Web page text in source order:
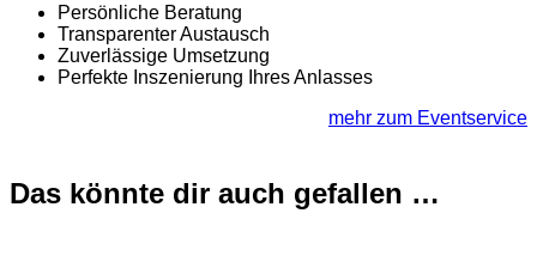
Persönliche Beratung
Transparenter Austausch
Zuverlässige Umsetzung
Perfekte Inszenierung Ihres Anlasses
mehr zum Eventservice
Das könnte dir auch gefallen …